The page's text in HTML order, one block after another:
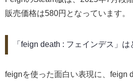
販売価格は580円となっています。
「feign death : フェインデス」は
feignを使った面白い表現に、feign